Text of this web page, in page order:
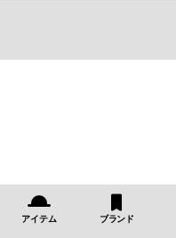
アイテム ブランド